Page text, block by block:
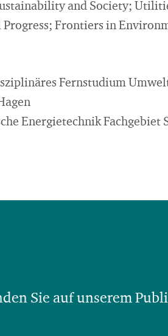
and Society;
Frontiers in
Fernstudium
Energietechnik Fachgebiet
Sie auf unserem